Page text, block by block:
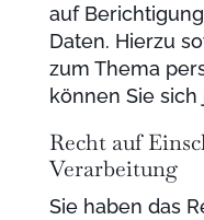
auf
Daten. Hierzu
zum Thema
können Sie
Recht auf
Verarbeitung
Sie haben das